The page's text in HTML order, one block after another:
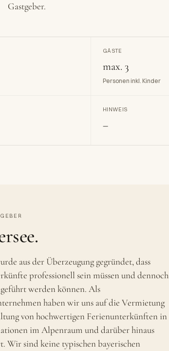
Gastgeber.
GÄSTE
max. 3
Personen inkl. Kinder
HINWEIS
–
aus der Überzeugung gegründet, dass
professionell sein müssen und dennoch
werden können. Als
haben wir uns auf die Vermietung
von hochwertigen Ferienunterkünften in
im Alpenraum und darüber hinaus
Wir sind keine typischen bayerischen